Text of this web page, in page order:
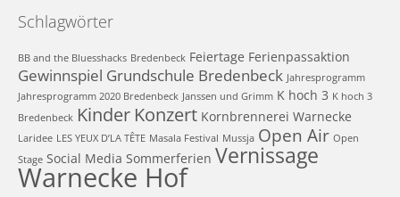
Schlagwörter
BB and the Bluesshacks Bredenbeck Feiertage Ferienpassaktion
Gewinnspiel Grundschule Bredenbeck Jahresprogramm
Jahresprogramm 2020 Bredenbeck Janssen und Grimm K hoch 3 K hoch 3
Bredenbeck Kinder Konzert Kornbrennerei Warnecke
Laridee LES YEUX D’LA TÊTE Masala Festival Mussja Open Air Open
Stage Social Media Sommerferien Vernissage
Warnecke Hof